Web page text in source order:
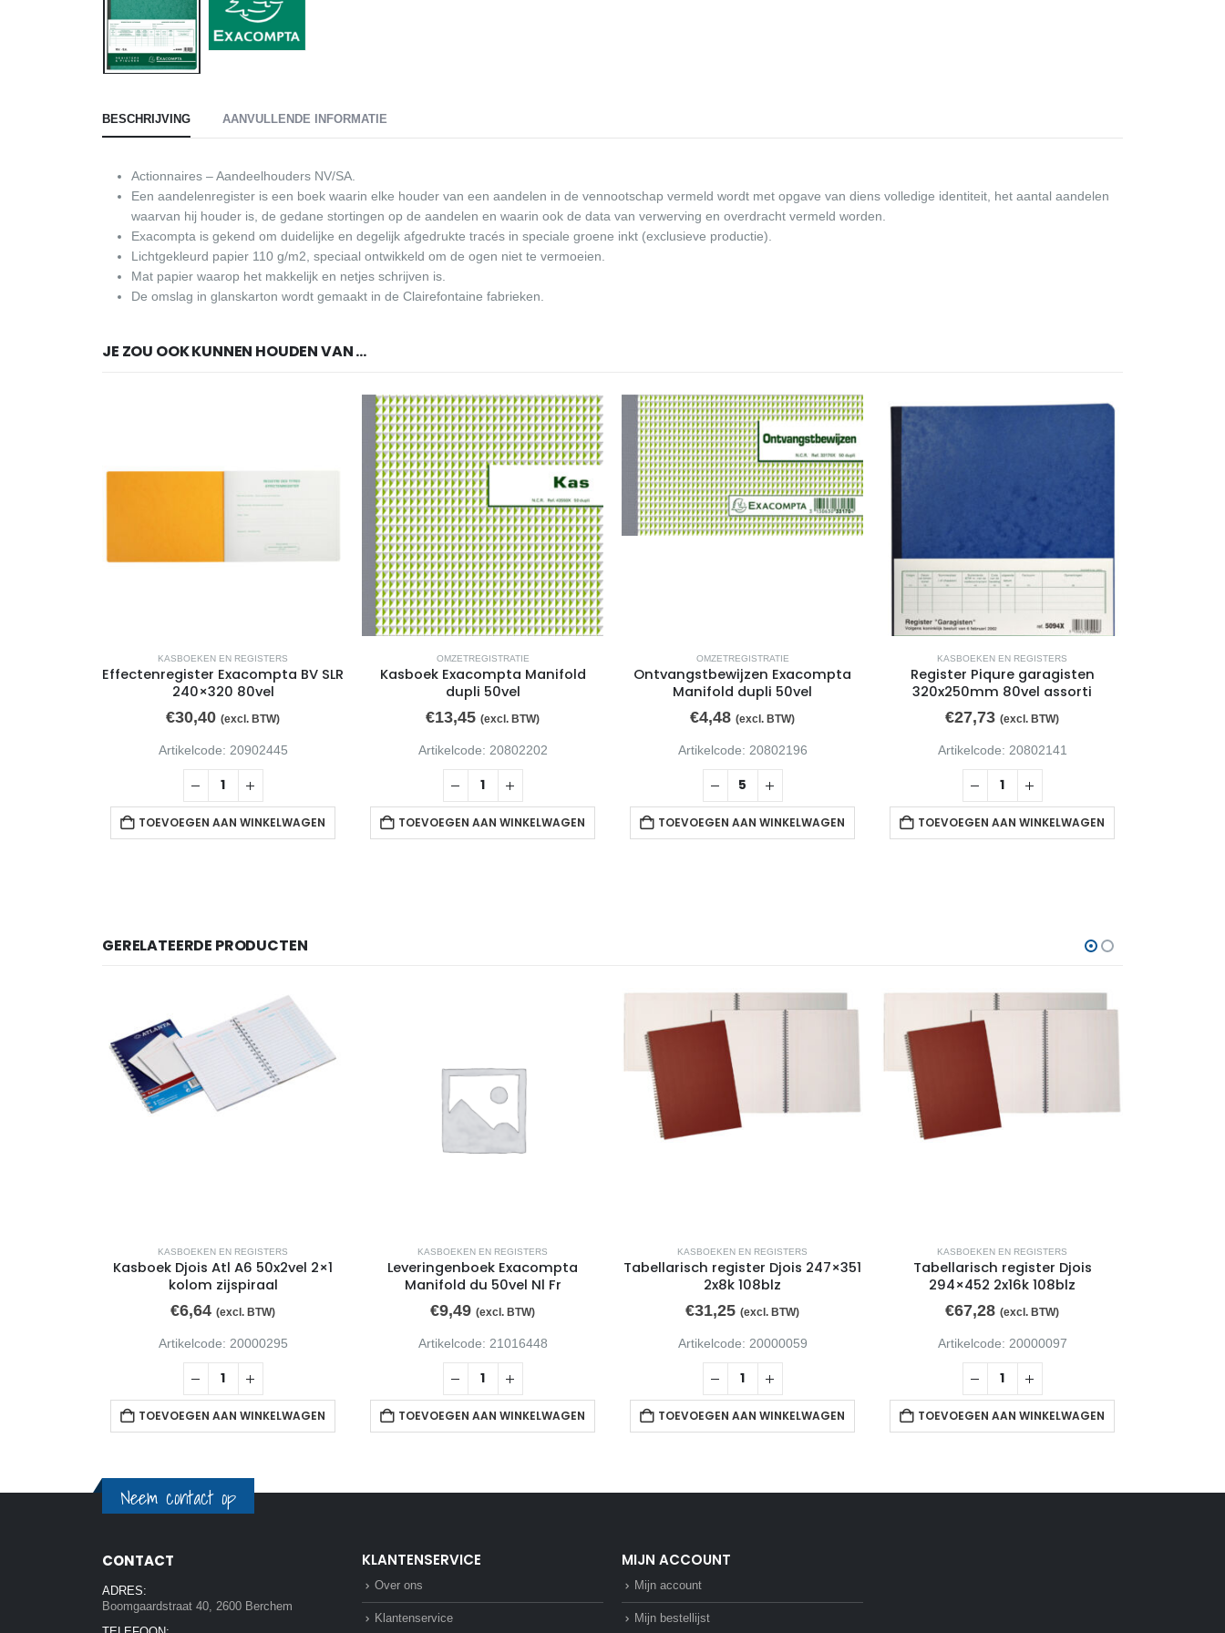
BESCHRIJVING AANVULLENDE INFORMATIE
Actionnaires – Aandeelhouders NV/SA.
Een aandelenregister is een boek waarin elke houder van een aandelen in de vennootschap vermeld wordt met opgave van diens volledige identiteit, het aantal aandelen
waarvan hij houder is, de gedane stortingen op de aandelen en waarin ook de data van verwerving en overdracht vermeld worden.
Exacompta is gekend om duidelijke en degelijk afgedrukte tracés in speciale groene inkt (exclusieve productie).
Lichtgekleurd papier 110 g/m2, speciaal ontwikkeld om de ogen niet te vermoeien.
Mat papier waarop het makkelijk en netjes schrijven is.
De omslag in glanskarton wordt gemaakt in de Clairefontaine fabrieken.
JE ZOU OOK KUNNEN HOUDEN VAN …
KASBOEKEN EN REGISTERS
Effectenregister Exacompta BV SLR
240×320 80vel
€30,40 (excl. BTW)
Artikelcode: 20902445
TOEVOEGEN AAN WINKELWAGEN
OMZETREGISTRATIE
Kasboek Exacompta Manifold
dupli 50vel
€13,45 (excl. BTW)
Artikelcode: 20802202
TOEVOEGEN AAN WINKELWAGEN
OMZETREGISTRATIE
Ontvangstbewijzen Exacompta
Manifold dupli 50vel
€4,48 (excl. BTW)
Artikelcode: 20802196
TOEVOEGEN AAN WINKELWAGEN
KASBOEKEN EN REGISTERS
Register Piqure garagisten
320x250mm 80vel assorti
€27,73 (excl. BTW)
Artikelcode: 20802141
TOEVOEGEN AAN WINKELWAGEN
GERELATEERDE PRODUCTEN
KASBOEKEN EN REGISTERS
Kasboek Djois Atl A6 50x2vel 2×1
kolom zijspiraal
€6,64 (excl. BTW)
Artikelcode: 20000295
TOEVOEGEN AAN WINKELWAGEN
KASBOEKEN EN REGISTERS
Leveringenboek Exacompta
Manifold du 50vel Nl Fr
€9,49 (excl. BTW)
Artikelcode: 21016448
TOEVOEGEN AAN WINKELWAGEN
KASBOEKEN EN REGISTERS
Tabellarisch register Djois 247×351
2x8k 108blz
€31,25 (excl. BTW)
Artikelcode: 20000059
TOEVOEGEN AAN WINKELWAGEN
KASBOEKEN EN REGISTERS
Tabellarisch register Djois
294×452 2x16k 108blz
€67,28 (excl. BTW)
Artikelcode: 20000097
TOEVOEGEN AAN WINKELWAGEN
Neem contact op
CONTACT
ADRES:
Boomgaardstraat 40, 2600 Berchem
KLANTENSERVICE
Over ons
Klantenservice
MIJN ACCOUNT
Mijn account
Mijn bestellijst